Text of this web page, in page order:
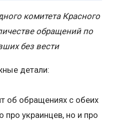
комитета Красного
обращений по
без вести
детали:
об обращениях с обеих
про украинцев, но и про